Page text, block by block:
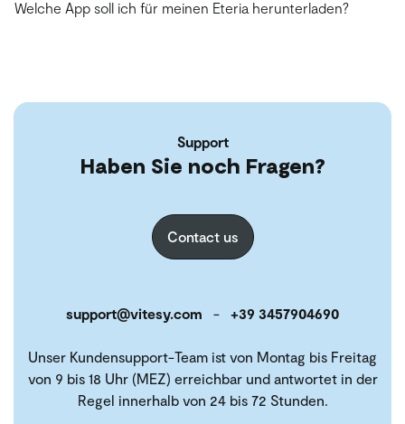
Welche App soll ich für meinen Eteria herunterladen?
Support
Haben Sie noch Fragen?
Contact us
support@vitesy.com - +39 3457904690
Unser Kundensupport-Team ist von Montag bis Freitag
von 9 bis 18 Uhr (MEZ) erreichbar und antwortet in der
Regel innerhalb von 24 bis 72 Stunden.